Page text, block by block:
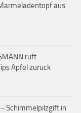
aus
ruft
Apfel zurück
Schimmelpilzgift in